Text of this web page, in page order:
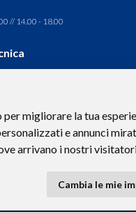
migliorare la tua
e annunci
arrivano i nostri
Cambia le mie
// 14.00 - 18.00
certificata.org